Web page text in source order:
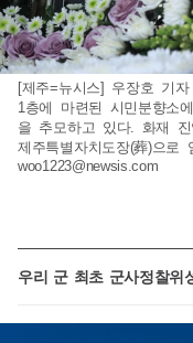
[제주=뉴시스] 우장호 기
1층에 마련된 시민분향소
을 추모하고 있다. 화재
제주특별자치도장(葬)으로
woo1223@newsis.com
우리 군 최초 군사정찰위